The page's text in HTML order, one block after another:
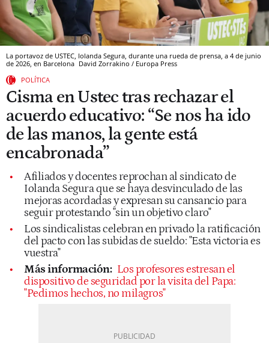
La portavoz de USTEC, Iolanda Segura, durante una rueda de prensa, a 4 de junio
de 2026, en Barcelona David Zorrakino / Europa Press
POLÍTICA
Cisma en Ustec tras rechazar el
acuerdo educativo: “Se nos ha ido
de las manos, la gente está
encabronada”
Afiliados y docentes reprochan al sindicato de
Iolanda Segura que se haya desvinculado de las
mejoras acordadas y expresan su cansancio para
seguir protestando "sin un objetivo claro"
Los sindicalistas celebran en privado la ratificación
del pacto con las subidas de sueldo: "Esta victoria es
vuestra"
Más información: Los profesores estresan el
dispositivo de seguridad por la visita del Papa:
"Pedimos hechos, no milagros"